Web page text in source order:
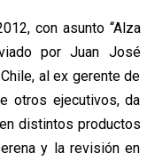
con asunto “Alza
por Juan José
al ex gerente de
otros ejecutivos, da
distintos productos
y la revisión en